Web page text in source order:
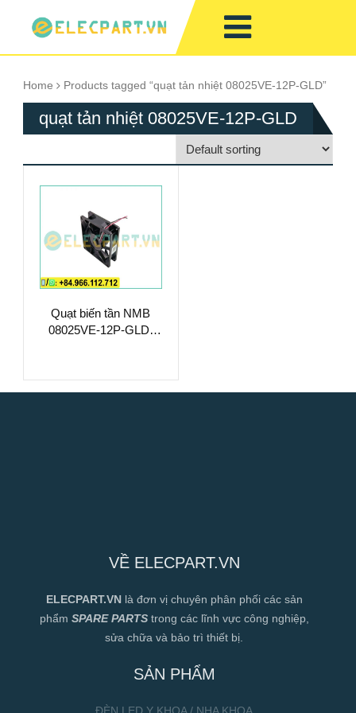
Home Products tagged “quạt tản nhiệt 08025VE-12P-GLD”
quạt tản nhiệt 08025VE-12P-GLD
Quạt biến tần NMB
08025VE-12P-GLD,
VỀ ELECPART.VN
ELECPART.VN là đơn vị chuyên phân phối các sản
phẩm SPARE PARTStrong các lĩnh vực công nghiệp,
sửa chữa và bảo trì thiết bị.
SẢN PHẨM
ĐÈN LED Y KHOA / NHA KHOA